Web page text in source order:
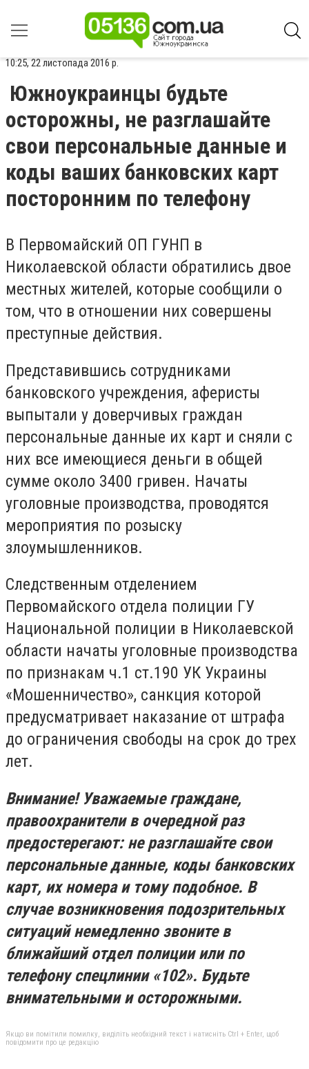
10:25, 22 листопада 2016 р.
Южноукраинцы будьте
осторожны, не разглашайте
свои персональные данные и
коды ваших банковских карт
посторонним по телефону
В Первомайский ОП ГУНП в
Николаевской области обратились двое
местных жителей, которые сообщили о
том, что в отношении них совершены
преступные действия.
Представившись сотрудниками
банковского учреждения, аферисты
выпытали у доверчивых граждан
персональные данные их карт и сняли с
них все имеющиеся деньги в общей
сумме около 3400 гривен. Начаты
уголовные производства, проводятся
мероприятия по розыску
злоумышленников.
Следственным отделением
Первомайского отдела полиции ГУ
Национальной полиции в Николаевской
области начаты уголовные производства
по признакам ч.1 ст.190 УК Украины
«Мошенничество», санкция которой
предусматривает наказание от штрафа
до ограничения свободы на срок до трех
лет.
Внимание! Уважаемые граждане,
правоохранители в очередной раз
предостерегают: не разглашайте свои
персональные данные, коды банковских
карт, их номера и тому подобное. В
случае возникновения подозрительных
ситуаций немедленно звоните в
ближайший отдел полиции или по
телефону спецлинии «102». Будьте
внимательными и осторожными.
Якщо ви помітили помилку, виділіть необхідний текст і натисніть Ctrl + Enter, щоб
повідомити про це редакцію